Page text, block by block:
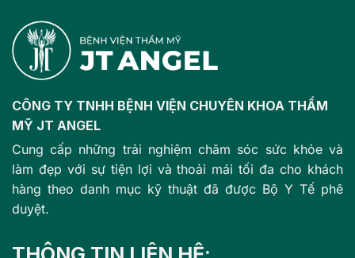
CÔNG TY TNHH BỆNH VIỆN CHUYÊN KHOA THẨM
MỸ JT ANGEL
Cung cấp những trải nghiệm chăm sóc sức khỏe và
làm đẹp với sự tiện lợi và thoải mái tối đa cho khách
hàng theo danh mục kỹ thuật đã được Bộ Y Tế phê
duyệt.